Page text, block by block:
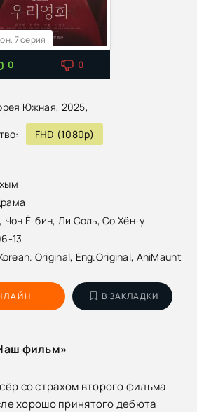
Южная, 2025,
FHD (1080p)
7 серия
0 0
В ЗАКЛАДКИ
Чон Ё-бин, Ли Соль, Со Хён-у
13
Original, Eng.Original, AniMaunt
фильм»
со страхом второго фильма
хорошо принятого дебюта